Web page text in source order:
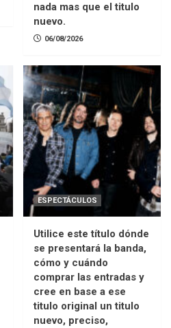
nada mas que el titulo
nuevo.
06/08/2026
ESPECTÁCULOS
Utilice este título dónde
se presentará la banda,
cómo y cuándo
comprar las entradas y
cree en base a ese
titulo original un titulo
nuevo, preciso,